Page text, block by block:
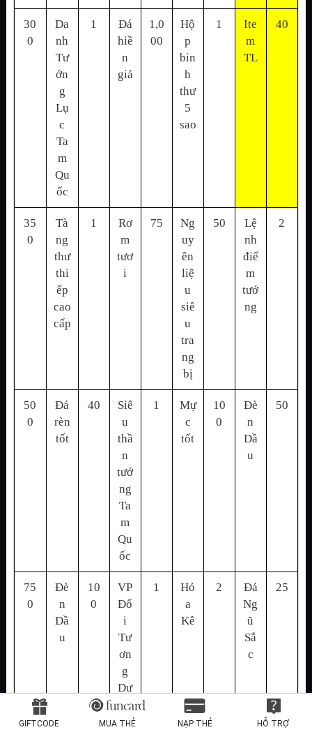
30
0
Da
nh
Tư
ớn
g
Lụ
c
Ta
m
Qu
ốc
1
Đá
hiề
n
giả
1,0
00
Hộ
p
bin
h
thư
5
sao
1
Ite
m
TL
40
35
0
Tà
ng
thư
thi
ếp
cao
cấp
1
Rơ
m
tươ
i
75
Ng
uy
ên
liệ
u
siê
u
tra
ng
bị
50
Lệ
nh
điể
m
tướ
ng
2
50
0
Đá
rèn
tốt
40
Siê
u
thầ
n
tướ
ng
Ta
m
Qu
ốc
1
Mự
c
tốt
10
0
Đè
n
Dầ
u
50
75
0
Đè
n
Dầ
u
10
0
VP
Đổ
i
Tư
ơn
g
Dư
ơn
g
1
Hỏ
a
Kê
2
Đá
Ng
ũ
Sắ
c
25
GIFTCODE MUA THẺ NẠP THẺ HỖ TRỢ